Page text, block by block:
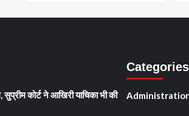
सुप्रीम कोर्ट ने आखिरी याचिका भी की
Categories